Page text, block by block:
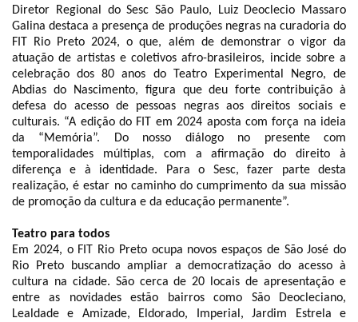
Diretor Regional do Sesc São Paulo, Luiz Deoclecio Massaro
Galina destaca a presença de produções negras na curadoria do
FIT Rio Preto 2024, o que, além de demonstrar o vigor da
atuação de artistas e coletivos afro-brasileiros, incide sobre a
celebração dos 80 anos do Teatro Experimental Negro, de
Abdias do Nascimento, figura que deu forte contribuição à
defesa do acesso de pessoas negras aos direitos sociais e
culturais. “A edição do FIT em 2024 aposta com força na ideia
da “Memória”. Do nosso diálogo no presente com
temporalidades múltiplas, com a afirmação do direito à
diferença e à identidade. Para o Sesc, fazer parte desta
realização, é estar no caminho do cumprimento da sua missão
de promoção da cultura e da educação permanente”.
Teatro para todos
Em 2024, o FIT Rio Preto ocupa novos espaços de São José do
Rio Preto buscando ampliar a democratização do acesso à
cultura na cidade. São cerca de 20 locais de apresentação e
entre as novidades estão bairros como São Deocleciano,
Lealdade e Amizade, Eldorado, Imperial, Jardim Estrela e